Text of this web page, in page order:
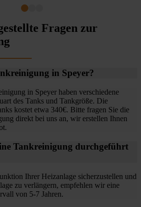
Fragen zur
in Speyer?
in Speyer haben verschiedene
des Tanks und Tankgröße. Die
kostet etwa 340€. Bitte fragen Sie die
direkt bei uns an, wir erstellen Ihnen
Tankreinigung durchgeführt
Ihrer Heizanlage sicherzustellen und
zu verlängern, empfehlen wir eine
von 5-7 Jahren.